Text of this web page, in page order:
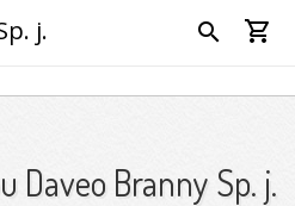
j. search shopping_cart
Daveo Branny Sp. j.